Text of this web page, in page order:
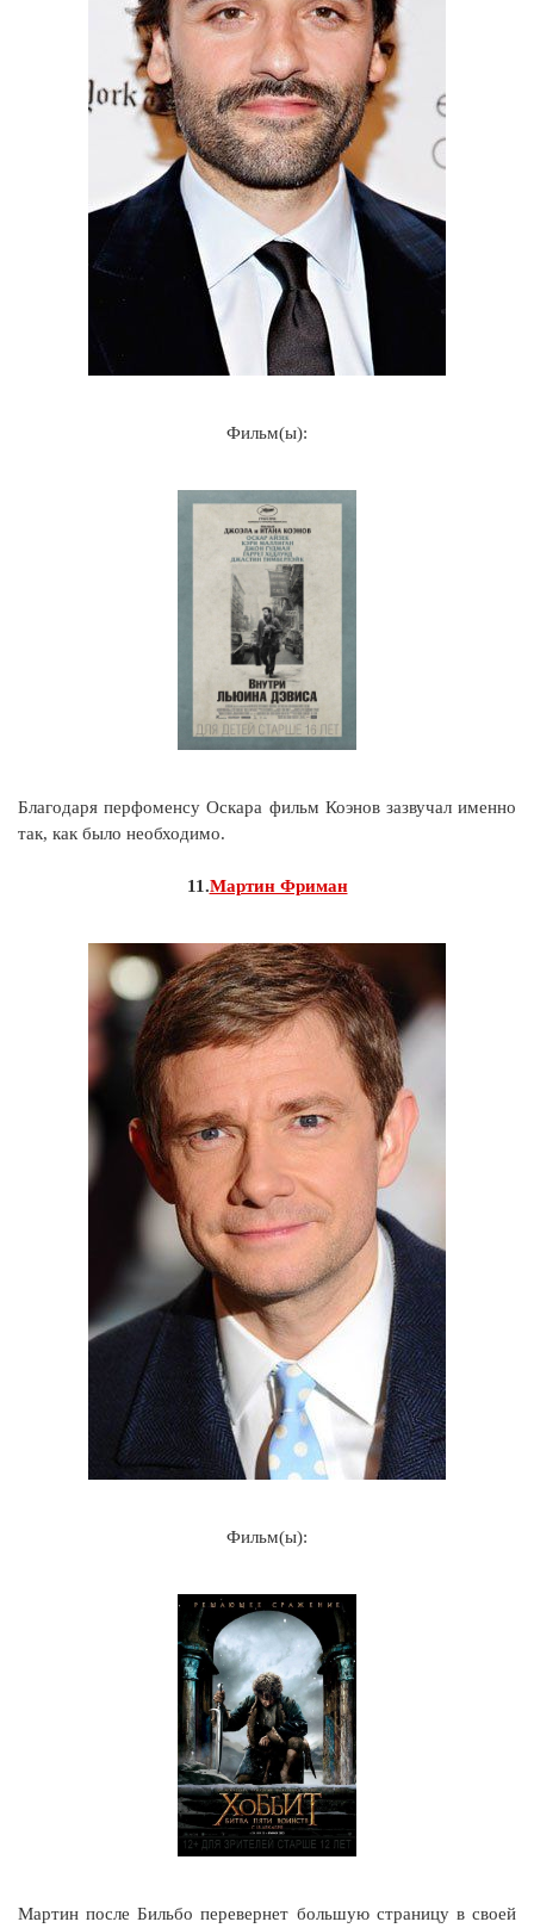
Фильм(ы):
Благодаря перфоменсу Оскара фильм Коэнов зазвучал именно
так, как было необходимо.
11.Мартин Фриман
Фильм(ы):
Мартин после Бильбо перевернет большую страницу в своей